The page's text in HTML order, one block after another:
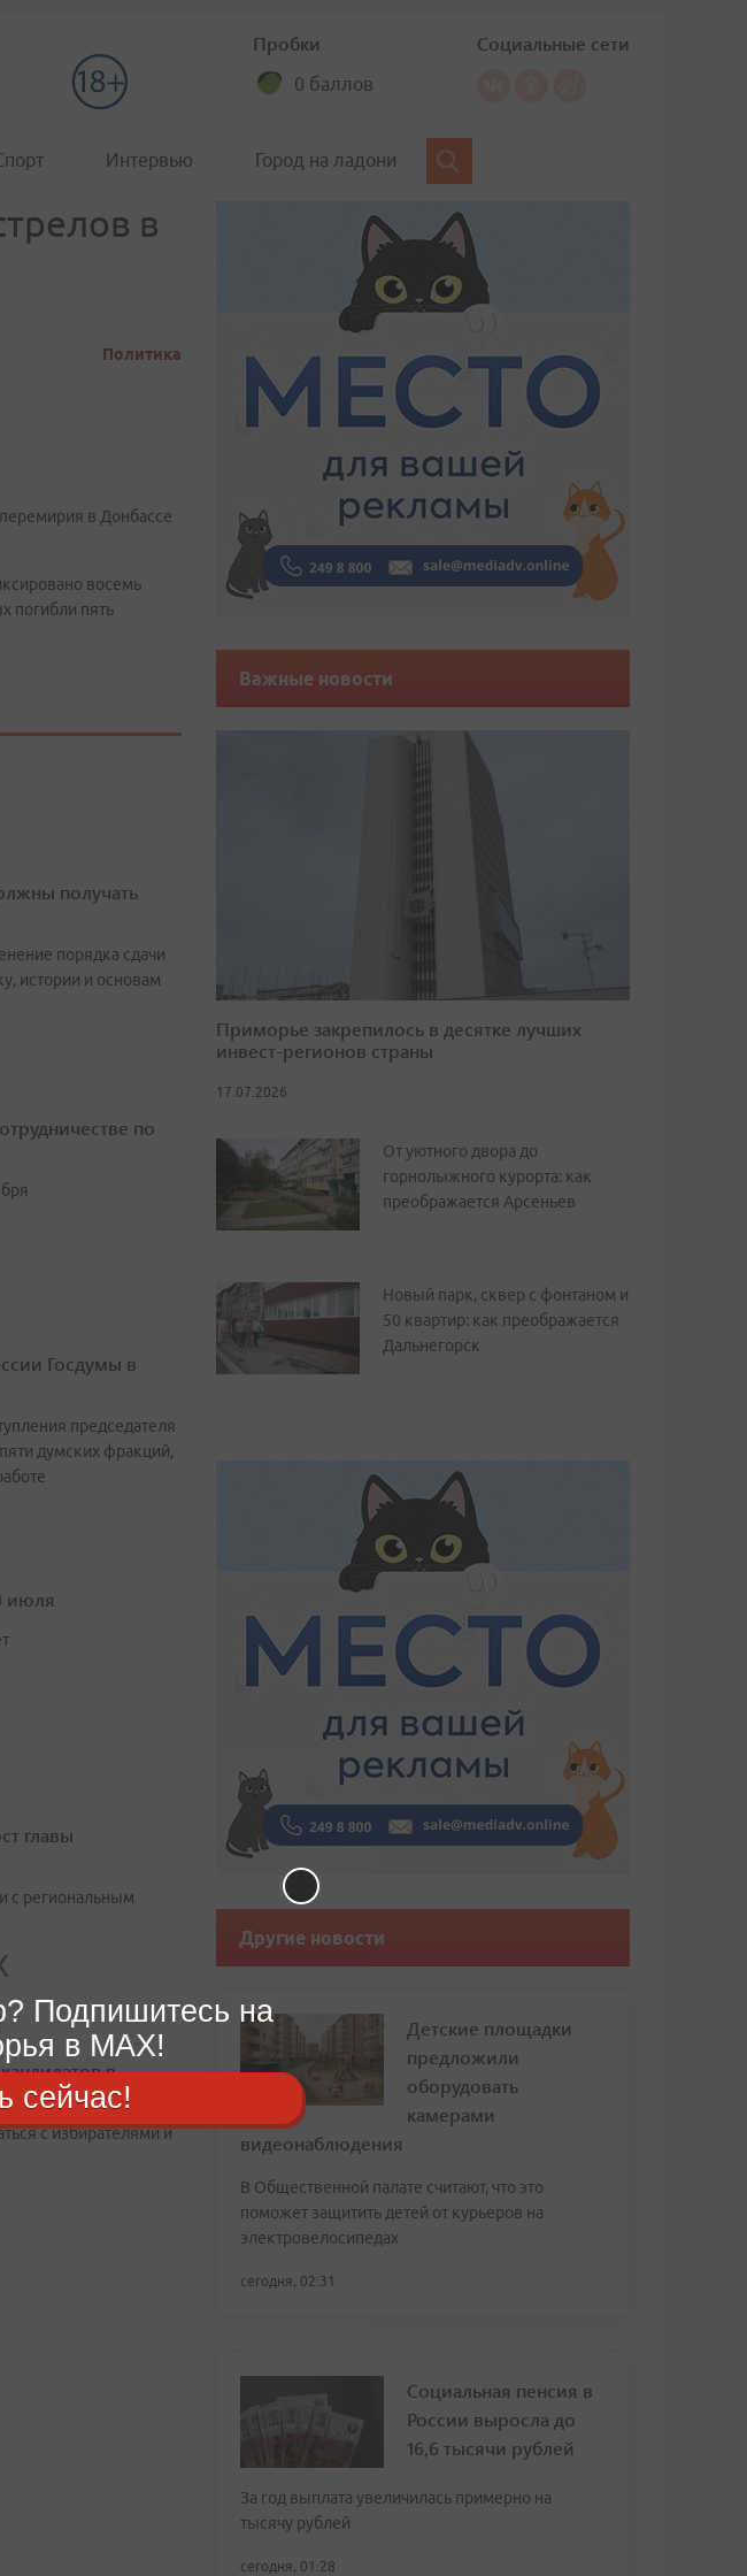
Пробки
0 баллов
Социальные сети
Интервью Город на ладони
в
Политика
в Донбассе
восемь
погибли пять
получать
порядка сдачи
истории и основам
по
Госдумы в
председателя
думских фракций,
июля
главы
с региональным
в
с избирателями и
Важные новости
Приморье закрепилось в десятке лучших
инвест-регионов страны
17.07.2026
От уютного двора до
горнолыжного курорта: как
преображается Арсеньев
Новый парк, сквер с фонтаном и
50 квартир: как преображается
Дальнегорск
Другие новости
Детские площадки
предложили
оборудовать
камерами
видеонаблюдения
В Общественной палате считают, что это
поможет защитить детей от курьеров на
электровелосипедах
сегодня, 02:31
Социальная пенсия в
России выросла до
16,6 тысячи рублей
За год выплата увеличилась примерно на
тысячу рублей
сегодня, 01:28
Подпишитесь на
в MAX!
сейчас!